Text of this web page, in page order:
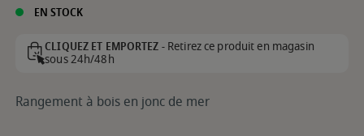
EN STOCK
CLIQUEZ ET EMPORTEZ -Retirez ce produit en magasin
sous 24h/48h
Rangement à bois en jonc de mer